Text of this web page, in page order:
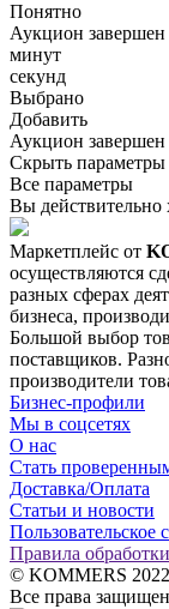
Понятно
Аукцион завершен
минут
секунд
Выбрано
Добавить
Аукцион завершен
Скрыть параметры
Все параметры
Вы действительно
Маркетплейс от
осуществляются
разных сферах
бизнеса,
Большой выбор
поставщиков.
производители
Бизнес-профили
Мы в соцсетях
О нас
Стать
Доставка/Оплата
Статьи и новости
Пользовательское
Правила
© KOMMERS 2022
Все права